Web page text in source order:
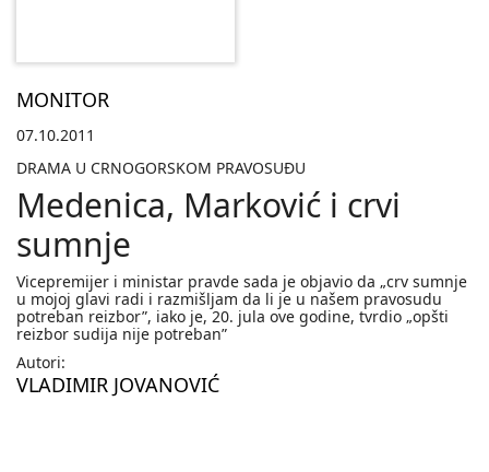
MONITOR
07.10.2011
DRAMA U CRNOGORSKOM PRAVOSUÐU
Medenica, Marković i crvi
sumnje
Vicepremijer i ministar pravde sada je objavio da „crv sumnje
u mojoj glavi radi i razmišljam da li je u našem pravosudu
potreban reizbor”, iako je, 20. jula ove godine, tvrdio „opšti
reizbor sudija nije potreban”
Autori:
VLADIMIR JOVANOVIĆ